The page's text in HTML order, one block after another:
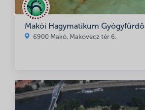
Makói Hagymatikum Gyógyfürdő
6900 Makó, Makovecz tér 6.